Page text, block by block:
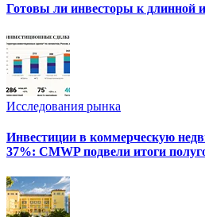
Готовы ли инвесторы к длинной
Исследования рынка
Инвестиции в коммерческую
37%: CMWP подвели итоги